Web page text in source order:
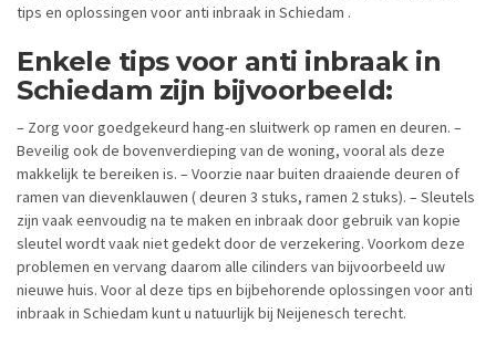
tips en oplossingen voor anti inbraak in Schiedam .
Enkele tips voor anti inbraak in
Schiedam zijn bijvoorbeeld:
– Zorg voor goedgekeurd hang-en sluitwerk op ramen en deuren. –
Beveilig ook de bovenverdieping van de woning, vooral als deze
makkelijk te bereiken is. – Voorzie naar buiten draaiende deuren of
ramen van dievenklauwen ( deuren 3 stuks, ramen 2 stuks). – Sleutels
zijn vaak eenvoudig na te maken en inbraak door gebruik van kopie
sleutel wordt vaak niet gedekt door de verzekering. Voorkom deze
problemen en vervang daarom alle cilinders van bijvoorbeeld uw
nieuwe huis. Voor al deze tips en bijbehorende oplossingen voor anti
inbraak in Schiedam kunt u natuurlijk bij Neijenesch terecht.